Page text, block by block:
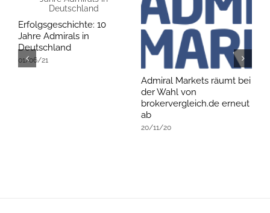
Erfolgsgeschichte: 10
Jahre Admirals in
Deutschland
01/06/21
Admiral Markets räumt bei
der Wahl von
brokervergleich.de erneut
ab
20/11/20